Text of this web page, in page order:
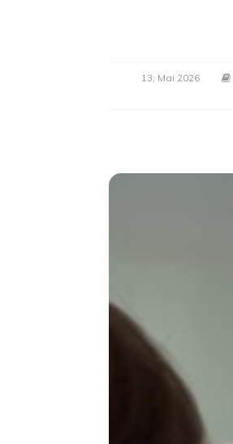
13. Mai 2026